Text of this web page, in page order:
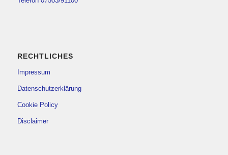
RECHTLICHES
Impressum
Datenschutzerklärung
Cookie Policy
Disclaimer